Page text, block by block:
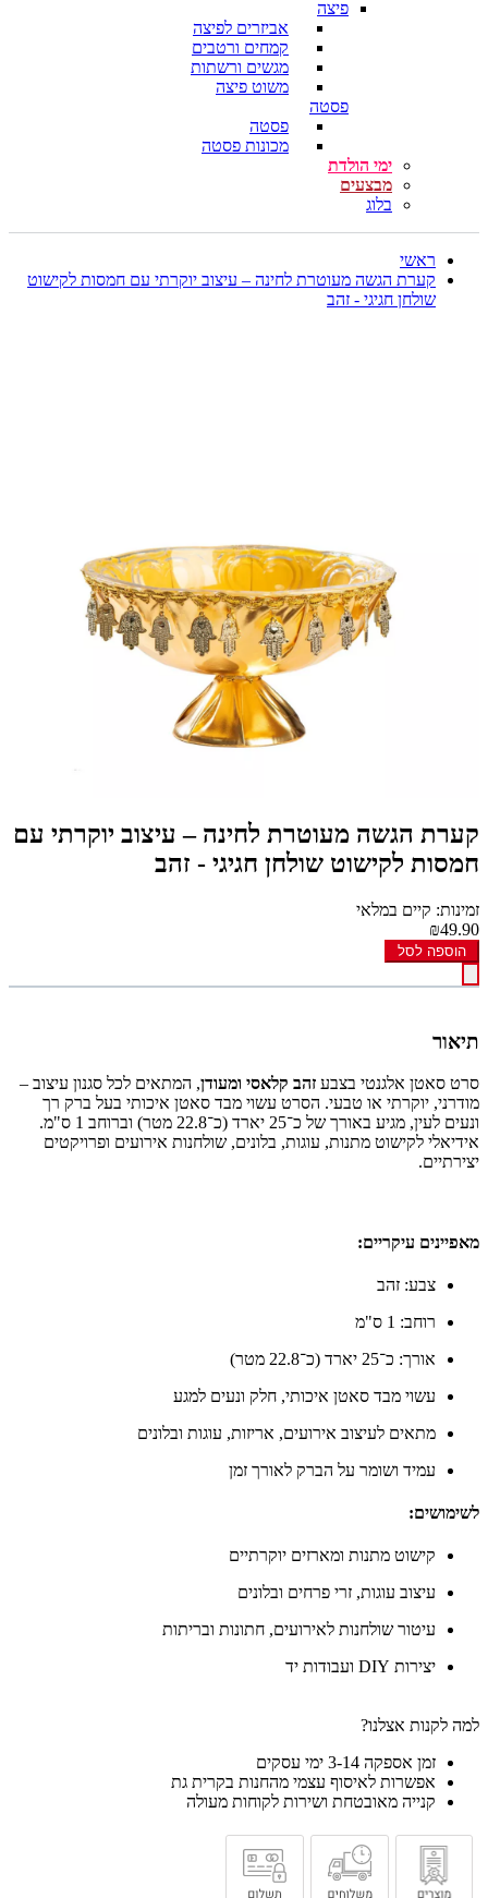
פיצה
אביזרים לפיצה
קמחים ורטבים
מגשים ורשתות
משוט פיצה
פסטה
פסטה
מכונות פסטה
ימי הולדת
מבצעים
בלוג
ראשי
קערת הגשה מעוטרת לחינה – עיצוב יוקרתי עם חמסות לקישוט
שולחן חגיגי - זהב
קערת הגשה מעוטרת לחינה – עיצוב יוקרתי עם
חמסות לקישוט שולחן חגיגי - זהב
זמינות: קיים במלאי
₪49.90
הוספה לסל
תיאור
סרט סאטן אלגנטי בצבע זהב קלאסי ומעודן, המתאים לכל סגנון עיצוב –
מודרני, יוקרתי או טבעי. הסרט עשוי מבד סאטן איכותי בעל ברק רך
ונעים לעין, מגיע באורך של כ־25 יארד (כ־22.8 מטר) וברוחב 1 ס"מ.
אידיאלי לקישוט מתנות, עוגות, בלונים, שולחנות אירועים ופרויקטים
יצירתיים.
מאפיינים עיקריים:
צבע: זהב
רוחב: 1 ס"מ
אורך: כ־25 יארד (כ־22.8 מטר)
עשוי מבד סאטן איכותי, חלק ונעים למגע
מתאים לעיצוב אירועים, אריזות, עוגות ובלונים
עמיד ושומר על הברק לאורך זמן
לשימושים:
קישוט מתנות ומארזים יוקרתיים
עיצוב עוגות, זרי פרחים ובלונים
עיטור שולחנות לאירועים, חתונות ובריתות
יצירות DIY ועבודות יד
למה לקנות אצלנו?
זמן אספקה 3-14 ימי עסקים
אפשרות לאיסוף עצמי מהחנות בקרית גת
קנייה מאובטחת ושירות לקוחות מעולה